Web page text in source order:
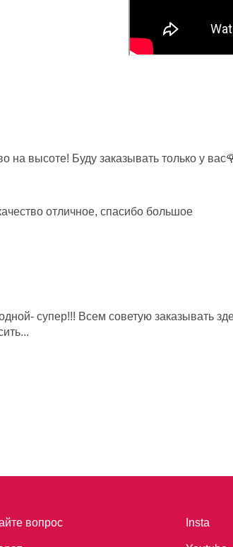
на высоте! Буду заказывать только у
отличное, спасибо большое
супер!!! Всем советую заказывать
вопрос Insta